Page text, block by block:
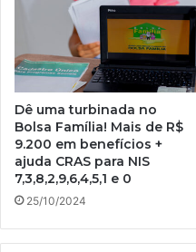
Dê uma turbinada no
Bolsa Família! Mais de R$
9.200 em benefícios +
ajuda CRAS para NIS
7,3,8,2,9,6,4,5,1 e 0
25/10/2024